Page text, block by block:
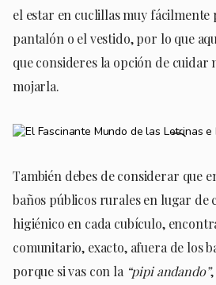
el estar en cuclillas muy fácilmente
pantalón o el vestido, por lo que
que consideres la opción de cuidar
mojarla.
También debes de considerar que
baños públicos rurales en lugar de
higiénico en cada cubículo,
comunitario, exacto, afuera de los
porque si vas con la “pipi andando”